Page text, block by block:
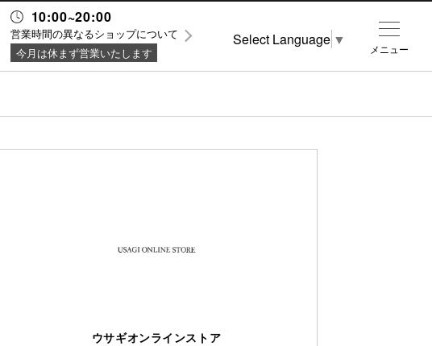
10:00~20:00
営業時間の異なるショップについて
今月は休まず営業いたします
ウサギオンラインストア
メニュー
Select Language ▼